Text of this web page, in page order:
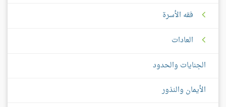
فقه الأسرة
العادات
الجنايات والحدود
الأيمان والنذور